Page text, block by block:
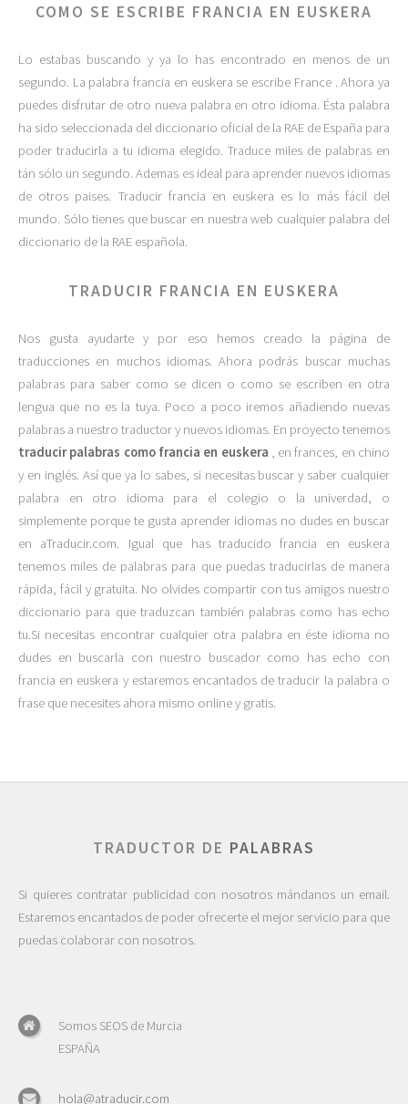
COMO SE ESCRIBE FRANCIA EN EUSKERA
Lo estabas buscando y ya lo has encontrado en menos de un
segundo. La palabra francia en euskera se escribe France . Ahora ya
puedes disfrutar de otro nueva palabra en otro idioma. Ésta palabra
ha sido seleccionada del diccionario oficial de la RAE de España para
poder traducirla a tu idioma elegido. Traduce miles de palabras en
tán sólo un segundo. Ademas es ideal para aprender nuevos idiomas
de otros paises. Traducir francia en euskera es lo más fácil del
mundo. Sólo tienes que buscar en nuestra web cualquier palabra del
diccionario de la RAE española.
TRADUCIR FRANCIA EN EUSKERA
Nos gusta ayudarte y por eso hemos creado la página de
traducciones en muchos idiomas. Ahora podrás buscar muchas
palabras para saber como se dicen o como se escriben en otra
lengua que no es la tuya. Poco a poco iremos añadiendo nuevas
palabras a nuestro traductor y nuevos idiomas. En proyecto tenemos
traducir palabras como francia en euskera
, en frances, en chino
y en inglés. Así que ya lo sabes, si necesitas buscar y saber cualquier
palabra en otro idioma para el colegio o la univerdad, o
simplemente porque te gusta aprender idiomas no dudes en buscar
en aTraducir.com. Igual que has traducido francia en euskera
tenemos miles de palabras para que puedas traducirlas de manera
rápida, fácil y gratuita. No olvides compartir con tus amigos nuestro
diccionario para que traduzcan también palabras como has echo
tu.Si necesitas encontrar cualquier otra palabra en éste idioma no
dudes en buscarla con nuestro buscador como has echo con
francia en euskera y estaremos encantados de traducir la palabra o
frase que necesites ahora mismo online y gratis.
TRADUCTOR DE PALABRAS
Si quieres contratar publicidad con nosotros mándanos un email.
Estaremos encantados de poder ofrecerte el mejor servicio para que
puedas colaborar con nosotros.
Somos SEOS de Murcia
ESPAÑA
hola@atraducir.com